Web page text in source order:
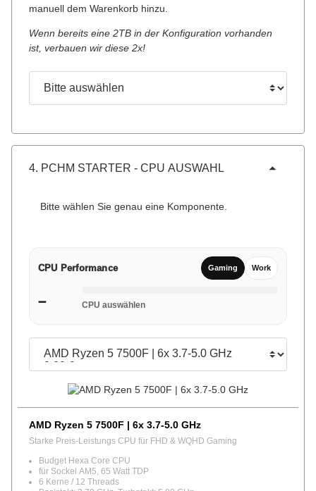
manuell dem Warenkorb hinzu.
Wenn bereits eine 2TB in der Konfiguration vorhanden
ist, verbauen wir diese 2x!
Konfigurieren
4. PCHM STARTER - CPU AUSWAHL
Bitte wählen Sie genau eine Komponente.
CPU Performance Gaming Work
– CPU auswählen
Konfigurieren
AMD Ryzen 5 7500F | 6x 3.7-5.0 GHz
Starke Preis-Leistungs CPU für FHD & WQHD Gaming
Budget Hexa Core CPU
für Sockel AM5, 65 Watt TDP
6 Kerne / 12 Threads